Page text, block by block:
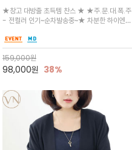
는 은은한 결감과 매끈한 터치감이 여름
에도 부담 없이 착용
★창고 대방출 초득템 찬스 ★ ★주.문.대.폭.주
- 전컬러 인기~순차발송중~★ 차분한 하이엔드
여름에도 부담 없이 착용/오픈카라 넥라인과 프
론트 버튼.사이드 포켓과 백 슬릿 디테일로 실용
성과 세련미/팬츠와 셋업
159,000원
98,000원 38%